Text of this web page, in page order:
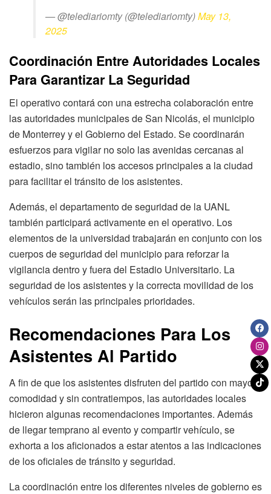
— @telediariomty (@telediariomty)May 13,
2025
Coordinación Entre Autoridades Locales
Para Garantizar La Seguridad
El operativo contará con una estrecha colaboración entre
las autoridades municipales de San Nicolás, el municipio
de Monterrey y el Gobierno del Estado. Se coordinarán
esfuerzos para vigilar no solo las avenidas cercanas al
estadio, sino también los accesos principales a la ciudad
para facilitar el tránsito de los asistentes.
Además, el departamento de seguridad de la UANL
también participará activamente en el operativo. Los
elementos de la universidad trabajarán en conjunto con los
cuerpos de seguridad del municipio para reforzar la
vigilancia dentro y fuera del Estadio Universitario. La
seguridad de los asistentes y la correcta movilidad de los
vehículos serán las principales prioridades.
Recomendaciones Para Los
Asistentes Al Partido
A fin de que los asistentes disfruten del partido con mayor
comodidad y sin contratiempos, las autoridades locales
hicieron algunas recomendaciones importantes. Además
de llegar temprano al evento y compartir vehículo, se
exhorta a los aficionados a estar atentos a las indicaciones
de los oficiales de tránsito y seguridad.
La coordinación entre los diferentes niveles de gobierno es